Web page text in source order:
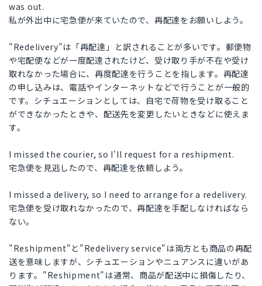
was out.
私が外出中に宅急便が来ていたので、再配達をお願いしよう。
"Redelivery"は「再配達」と訳されることが多いです。郵便物
や宅配便などが一度配達されたけど、受け取り手が不在や受け
取れなかった場合に、再度配達を行うことを指します。再配達
の申し込みは、電話やインターネットなどで行うことが一般的
です。シチュエーションとしては、自宅で荷物を受け取ること
ができなかったときや、配送先を変更したいときなどに使えま
す。
I missed the courier, so I'll request for a reshipment.
宅急便を見逃したので、再配達を依頼しよう。
I missed a delivery, so I need to arrange for a redelivery.
宅急便を受け取れなかったので、再配達を手配しなければなら
ない。
"Reshipment"と"Redelivery service"は両方とも商品の再配
送を意味しますが、シチュエーションやニュアンスに違いがあ
ります。"Reshipment"は通常、商品が配送中に損傷したり、